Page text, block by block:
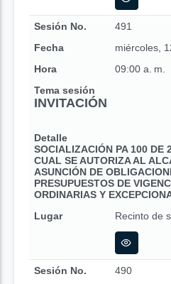
Sesión No.
491
Fecha
miércoles,
Hora
09:00 a. m.
Tema sesión
INVITACIÓN
Detalle
SOCIALIZACIÓN PA 100 DE
CUAL SE AUTORIZA AL
ASUNCIÓN DE
PRESUPUESTOS DE
ORDINARIAS Y
Lugar
Recinto de
Sesión No.
490